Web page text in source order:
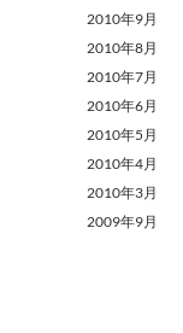
2010年9月
2010年8月
2010年7月
2010年6月
2010年5月
2010年4月
2010年3月
2009年9月